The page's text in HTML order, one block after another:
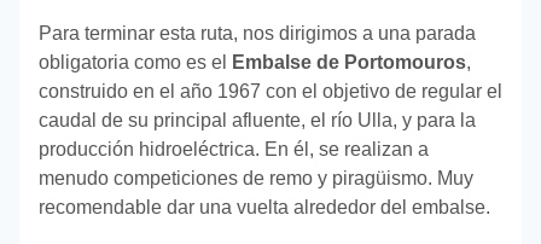
Para terminar esta ruta, nos dirigimos a una parada
obligatoria como es el
Embalse de Portomouros,
construido en el año 1967 con el objetivo de regular el
caudal de su principal afluente, el río Ulla, y para la
producción hidroeléctrica. En él, se realizan a
menudo competiciones de remo y piragüismo. Muy
recomendable dar una vuelta alrededor del embalse.